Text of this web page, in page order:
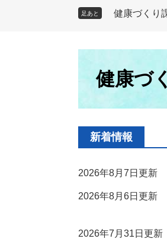
足あと 健康づくり
健康づ
新着情報
2026年8月7日更新
2026年8月6日更新
2026年7月31日更新